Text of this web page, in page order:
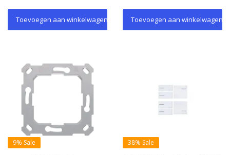
Toevoegen aan winkelwagen Toevoegen aan winkelwagen
9% Sale 38% Sale